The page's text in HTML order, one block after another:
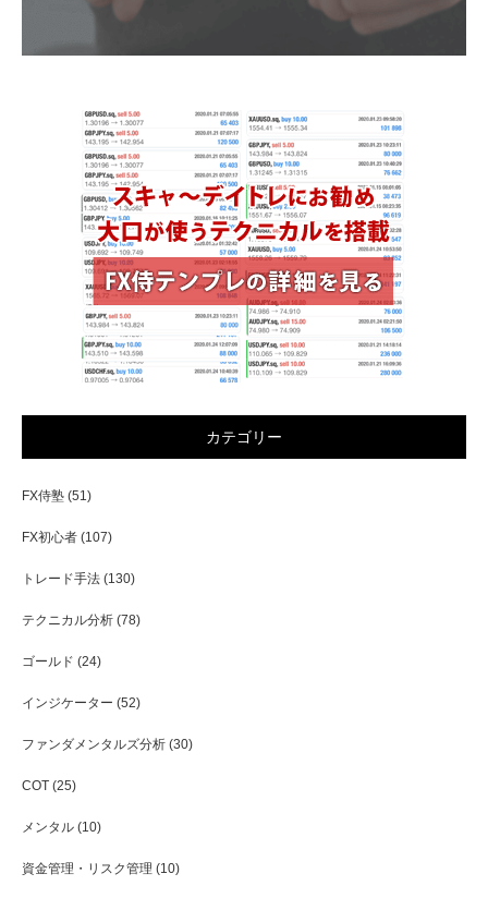
カテゴリー
FX侍塾 (51)
FX初心者 (107)
トレード手法 (130)
テクニカル分析 (78)
ゴールド (24)
インジケーター (52)
ファンダメンタルズ分析 (30)
COT (25)
メンタル (10)
資金管理・リスク管理 (10)